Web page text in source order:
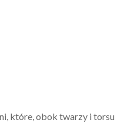
które, obok twarzy i torsu